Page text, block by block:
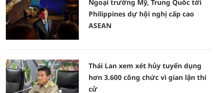
Ngoại trưởng Mỹ, Trung Quốc tới
Philippines dự hội nghị cấp cao
ASEAN
Thái Lan xem xét hủy tuyển dụng
hơn 3.600 công chức vì gian lận thi
cử